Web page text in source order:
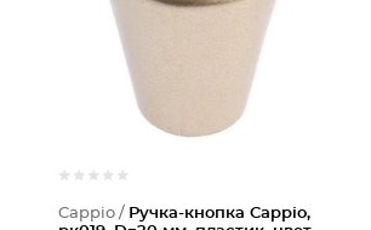
Cappio / Ручка-кнопка Cappio,